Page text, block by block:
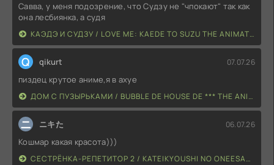
Савва, у меня подозрение, что Судзу не "чпокают" так как
она лесбиянка, а судя
КАЭДЭ И СУДЗУ / LOVE ME: KAEDE TO SUZU THE ANIMATION
Q qikurt 07.07.26
пиздец крутое аниме,я в ахуе
ДОМ С ПУЗЫРЬКАМИ / BUBBLE DE HOUSE DE *** THE ANIMATION
ニ ニキた 06.07.26
Кошмар какая красота)))
СЕСТРЁНКА-РЕПЕТИТОР 2 / KATEIKYOUSHI NO ONEESAN 2 THE ANIMATION: H NO HENSACHI AGECHAIMASU